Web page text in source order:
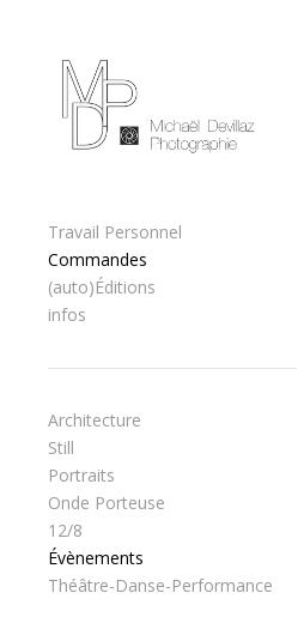
Travail Personnel
Commandes
(auto)Éditions
infos
Architecture
Still
Portraits
Onde Porteuse
12/8
Évènements
Théâtre-Danse-Performance